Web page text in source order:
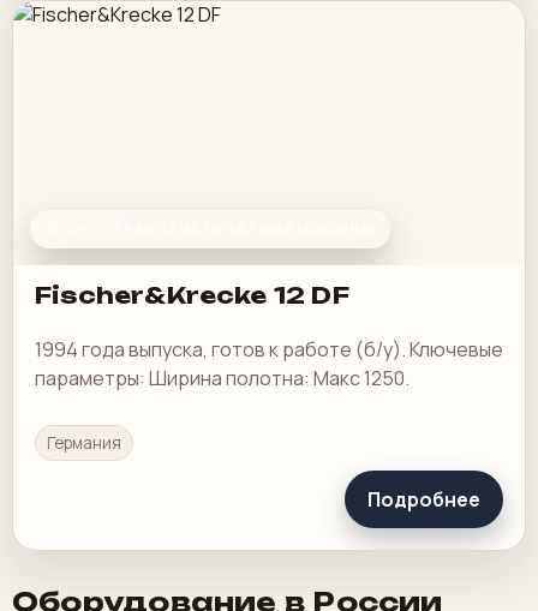
Fischer&Krecke 12 DF
1994 года выпуска, готов к работе (б/у). Ключевые
параметры: Ширина полотна: Макс 1250.
Германия
Подробнее
Оборудование в России